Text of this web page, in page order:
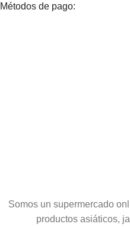
Métodos de pago:
Somos un supermercado
productos asiáticos,